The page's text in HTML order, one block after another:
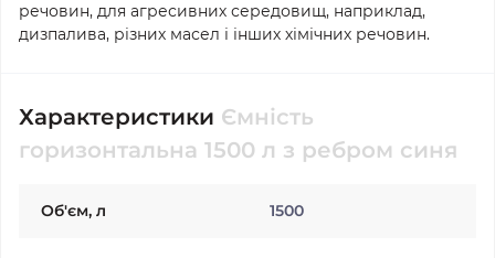
речовин, для агресивних середовищ, наприклад,
дизпалива, різних масел і інших хімічних речовин.
Характеристики Ємність
горизонтальна 1500 л з ребром синя
Об'єм, л 1500